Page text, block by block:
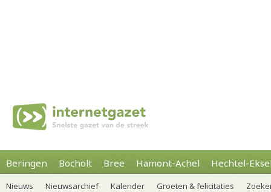
Beringen Bocholt Bree Hamont-Achel Hechtel-
Nieuws Nieuwsarchief Kalender Groeten & felicitaties